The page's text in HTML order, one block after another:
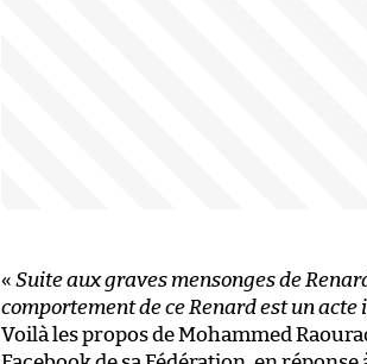
« Suite aux graves mensonges de
comportement de ce Renard est un
Voilà les propos de Mohammed